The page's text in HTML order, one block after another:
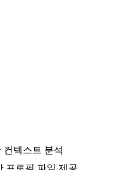
컨텍스트 분석
프로필 파일 제공